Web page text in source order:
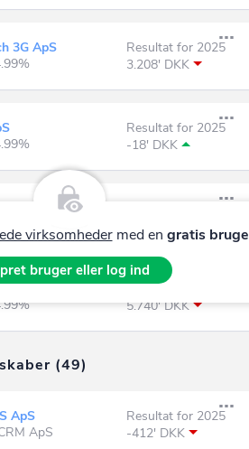
3G ApS
Resultat for 2025
3.208' DKK
Resultat for 2025
-18' DKK
16.475' DKK
Formue Invest ApSResultat for 2025
5.740' DKK
(49)
ApS
ApS
Resultat for 2025
-412' DKK
virksomhedermed en gratis
bruger eller log ind